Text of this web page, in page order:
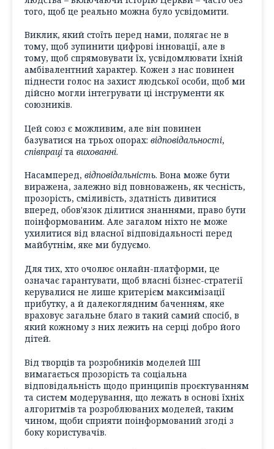
того, щоб це реально можна було усвідомити.
Виклик, який стоїть перед нами, полягає не в
тому, щоб зупинити цифрові інновації, але в
тому, щоб спрямовувати їх, усвідомлювати їхній
амбівалентний характер. Кожен з нас повинен
піднести голос на захист людської особи, щоб ми
дійсно могли інтегрувати ці інструменти як
союзників.
Цей союз є можливим, але він повинен
базуватися на трьох опорах: відповідальності,
співпраці та вихованні.
Насамперед, відповідальність. Вона може бути
виражена, залежно від повноважень, як чесність,
прозорість, сміливість, здатність дивитися
вперед, обов'язок ділитися знаннями, право бути
поінформованим. Але загалом ніхто не може
ухилитися від власної відповідальності перед
майбутнім, яке ми будуємо.
Для тих, хто очолює онлайн-платформи, це
означає гарантувати, щоб власні бізнес-стратегії
керувалися не лише критерієм максимізації
прибутку, а й далекоглядним баченням, яке
враховує загальне благо в такий самий спосіб, в
який кожному з них лежить на серці добро його
дітей.
Від творців та розробників моделей ШІ
вимагається прозорість та соціальна
відповідальність щодо принципів проєктуванням
та систем модерування, що лежать в основі їхніх
алгоритмів та розроблюваних моделей, таким
чином, щоби сприяти поінформований згоді з
боку користувачів.